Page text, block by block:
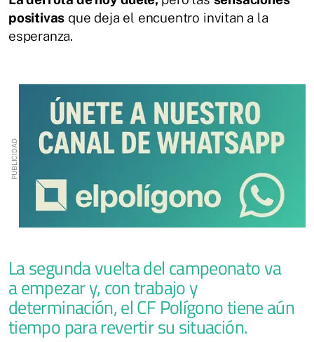
positivas que deja el encuentro invitan a la
esperanza.
La segunda vuelta del campeonato va
a empezar y, con trabajo y
determinación, el CF Polígono tiene aún
tiempo para revertir su situación.